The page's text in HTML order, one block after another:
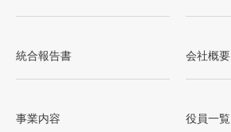
統合報告書 会社概要
事業内容 役員一覧